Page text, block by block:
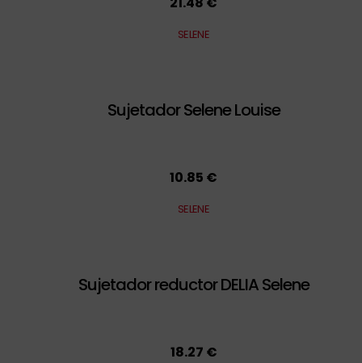
SELENE
Sujetador Selene Louise
10.85 €
SELENE
Sujetador reductor DELIA Selene
18.27 €